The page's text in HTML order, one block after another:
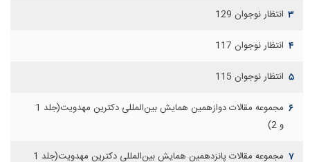
۳ انتظار نوجوان 129
۴ انتظار نوجوان 117
۵ انتظار نوجوان 115
۶
مجموعه مقالات دوازهمين همايش بين‌المللی دكترين مهدويت(جلد 1
و 2)
۷ مجموعه مقالات پانزدهمين همايش بين‌المللی دكترين مهدويت(جلد 1